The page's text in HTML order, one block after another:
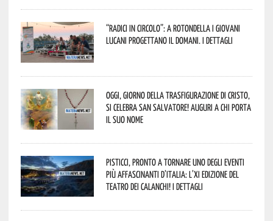
“Radici in Circolo”: a Rotondella i giovani
lucani progettano il domani. I dettagli
Oggi, giorno della Trasfigurazione di Cristo,
si celebra San Salvatore! Auguri a chi porta
il suo nome
Pisticci, pronto a tornare uno degli eventi
più affascinanti d’Italia: l’XI edizione del
Teatro dei Calanchi! I dettagli